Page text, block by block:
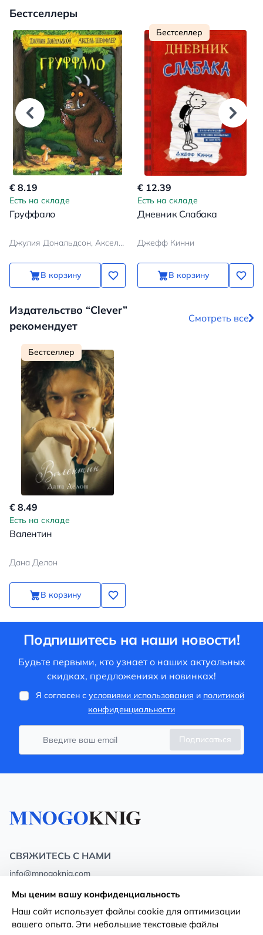
Бестселлеры
€ 8.19
Есть на складе
Груффало
Джулия Дональдсон, Аксель Шеффлер
В корзину
Бестселлер
€ 12.39
Есть на складе
Дневник Слабака
Джефф Кинни
В корзину
Издательство “Clever”
рекомендует
Смотреть все
Бестселлер
€ 8.49
Есть на складе
Валентин
Дана Делон
В корзину
Подпишитесь на наши новости!
Будьте первыми, кто узнает о наших актуальных
скидках, предложениях и новинках!
Я согласен с условиями использования и политикой
конфиденциальности
Подписаться
СВЯЖИТЕСЬ С НАМИ
info@mnogoknig.com
Rīga, Augusta Deglava 69d, LV-1082
Мы ценим вашу конфиденциальность
Наш сайт использует файлы cookie для оптимизации
вашего опыта. Эти небольшие текстовые файлы